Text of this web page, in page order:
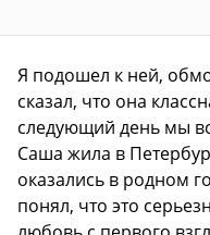
Я подошел к ней,
сказал, что она
следующий день мы
Саша жила в
оказались в родном
понял, что это